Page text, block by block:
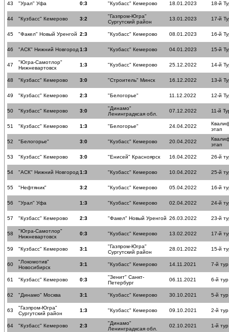
43 "Урал" Уфа 0:3 "Кузбасс" Кемерово 18.01.2023 18-й
44 "Кузбасс" Кемерово 3:2
"Газпром-Югра"
Сургутский район
13.01.2023 17-й
45 "Факел" Новый Уренгой 2:3 "Кузбасс" Кемерово 08.01.2023 16-й
46 "АСК" Нижний Новгород 1:3 "Кузбасс" Кемерово 04.01.2023 15-й
47
"Югра-Самотлор"
Нижневартовск
1:3 "Кузбасс" Кемерово 25.12.2022 14-й
48 "Кузбасс" Кемерово 3:0 "Строитель" Минск 16.12.2022 13-й
49 "Кузбасс" Кемерово 2:3 "Белогорье" 11.12.2022 12-й
50 "Кузбасс" Кемерово 3:0
"Динамо"
Ленинградксая обл.
07.12.2022 11-й
51 "Кузбасс" Кемерово 1:3 "Белогорье" 24.04.2022
этап
52 "Белогорье" 3:0 "Кузбасс" Кемерово 20.04.2022
этап
53 "Кузбасс" Кемерово 3:0 "Енисей" Красноярск 16.04.2022 26-й
54 "АСК" Нижний Новгород 1:3 "Кузбасс" Кемерово 10.04.2022 25-й
55 "Нефтяник" 3:2 "Кузбасс" Кемерово 05.04.2022 16-й
56 "Урал" Уфа 1:3 "Кузбасс" Кемерово 02.04.2022 24-й
57 "Кузбасс" Кемерово 2:3 "Факел" Новый Уренгой 26.03.2022 23-й
58
"Югра-Самотлор"
Нижневартовск
0:3 "Кузбасс" Кемерово 13.02.2022 17-й
59 "Кузбасс" Кемерово 3:1
"Газпром-Югра"
Сургутский район
28.01.2022 15-й
60
"Локомотив"
Новосибирск
3:1 "Кузбасс" Кемерово 14.11.2021 7-й тур
61 "Кузбасс" Кемерово 0:3
"Зенит" Санкт-
Петербург
06.11.2021 6-й тур
62 "Динамо" Москва 3:1 "Кузбасс" Кемерово 30.10.2021 5-й тур
63
"Газпром-Югра"
Сургутский район
1:3 "Кузбасс" Кемерово 09.10.2021 2-й тур
64 "Кузбасс" Кемерово 2:3
"Динамо"
Ленинградксая обл.
02.10.2021 1-й тур